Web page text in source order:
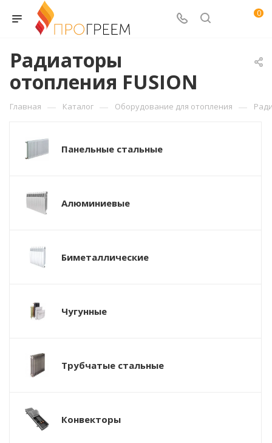
0
Радиаторы
отопления FUSION
Главная — Каталог — Оборудование для отопления —
Панельные стальные
Алюминиевые
Биметаллические
Чугунные
Трубчатые стальные
Конвекторы